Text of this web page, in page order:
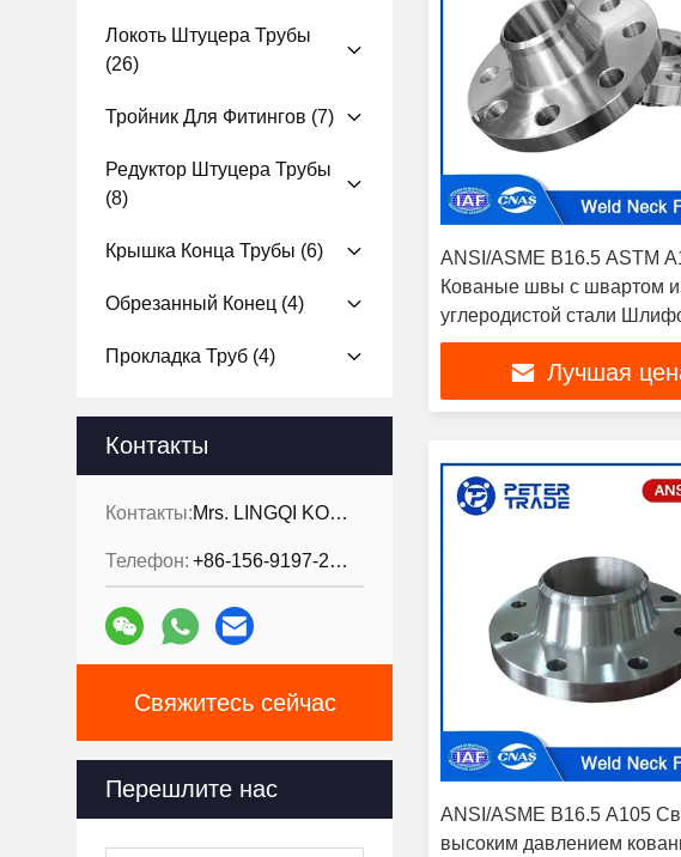
Локоть Штуцера Трубы
(26)
Тройник Для Фитингов (7)
Редуктор Штуцера Трубы
(8)
Крышка Конца Трубы (6)
Обрезанный Конец (4)
Прокладка Труб (4)
Контакты
Контакты: Mrs. LINGQI KONG
Телефон: +86-156-9197-2150
Свяжитесь сейчас
Перешлите нас
ANSI/ASME B16.5 ASTM
Кованые швы с швартом
углеродистой стали
труб класса 300LB WNRF
Лучшая
ANSI/ASME B16.5 A105
высоким давлением